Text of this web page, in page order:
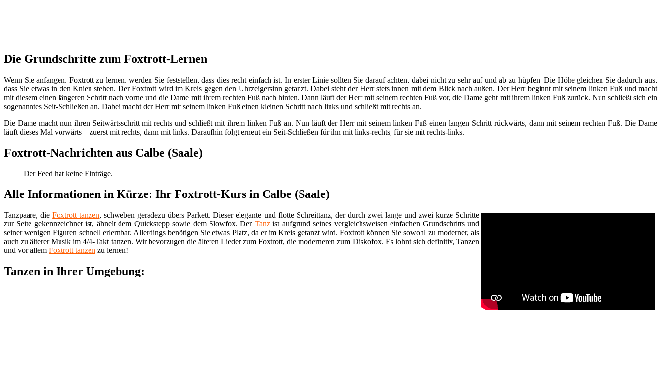
Die Grundschritte zum Foxtrott-Lernen
Wenn Sie anfangen, Foxtrott zu lernen, werden Sie feststellen, dass dies recht einfach ist. In erster Linie sollten Sie darauf achten, dabei nicht zu sehr auf und ab zu hüpfen. Die Höhe gleichen Sie dadurch aus,
dass Sie etwas in den Knien stehen. Der Foxtrott wird im Kreis gegen den Uhrzeigersinn getanzt. Dabei steht der Herr stets innen mit dem Blick nach außen. Der Herr beginnt mit seinem linken Fuß und macht
mit diesem einen längeren Schritt nach vorne und die Dame mit ihrem rechten Fuß nach hinten. Dann läuft der Herr mit seinem rechten Fuß vor, die Dame geht mit ihrem linken Fuß zurück. Nun schließt sich ein
sogenanntes Seit-Schließen an. Dabei macht der Herr mit seinem linken Fuß einen kleinen Schritt nach links und schließt mit rechts an.
Die Dame macht nun ihren Seitwärtsschritt mit rechts und schließt mit ihrem linken Fuß an. Nun läuft der Herr mit seinem linken Fuß einen langen Schritt rückwärts, dann mit seinem rechten Fuß. Die Dame
läuft dieses Mal vorwärts – zuerst mit rechts, dann mit links. Daraufhin folgt erneut ein Seit-Schließen für ihn mit links-rechts, für sie mit rechts-links.
Foxtrott-Nachrichten aus Calbe (Saale)
Der Feed hat keine Einträge.
Alle Informationen in Kürze: Ihr Foxtrott-Kurs in Calbe (Saale)
Tanzpaare, dieFoxtrott tanzen, schweben geradezu übers Parkett. Dieser elegante und flotte Schreittanz, der durch zwei lange und zwei kurze Schritte
zur Seite gekennzeichnet ist, ähnelt dem Quickstepp sowie dem Slowfox. Der Tanzist aufgrund seines vergleichsweisen einfachen Grundschritts und
seiner wenigen Figuren schnell erlernbar. Allerdings benötigen Sie etwas Platz, da er im Kreis getanzt wird. Foxtrott können Sie sowohl zu moderner, als
auch zu älterer Musik im 4/4-Takt tanzen. Wir bevorzugen die älteren Lieder zum Foxtrott, die moderneren zum Diskofox. Es lohnt sich definitiv, Tanzen
und vor allem Foxtrott tanzen zu lernen!
Tanzen in Ihrer Umgebung: